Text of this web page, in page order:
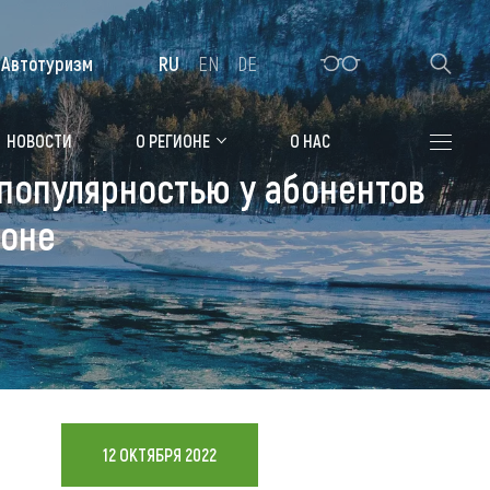
Алтайская зимовка
Где остановиться
Санатории
Гостиницы, отели
Коттеджи, базы
Сельские усадьбы
Мотели, придорожные отели
НОВОСТИ О РЕГИОНЕ О НАС
Автотуризм RU EN DE
у абонентов
12 ОКТЯБРЯ 2022